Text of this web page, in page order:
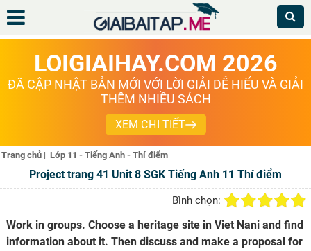
LOIGIAIHAY.COM 2026
ĐÃ CẬP NHẬT BẢN MỚI VỚI LỜI GIẢI DỄ HIỂU VÀ GIẢI
THÊM NHIỀU SÁCH
XEM CHI TIẾT
Trang chủ | Lớp 11 - Tiếng Anh - Thí điểm
Project trang 41 Unit 8 SGK Tiếng Anh 11 Thí điểm
Bình chọn:
Work in groups. Choose a heritage site in Viet Nani and find
information about it. Then discuss and make a proposal for